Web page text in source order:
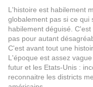
L'histoire est habilement
globalement pas si ce qui
habilement déguisé.
pas pour autant
C'est avant tout une
L'époque est assez
futur et les Etats-Unis :
reconnaitre les districts